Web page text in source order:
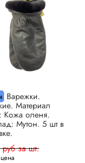
Варежки.
Материал
Кожа оленя.
Мутон. 5 шт в
за шт.